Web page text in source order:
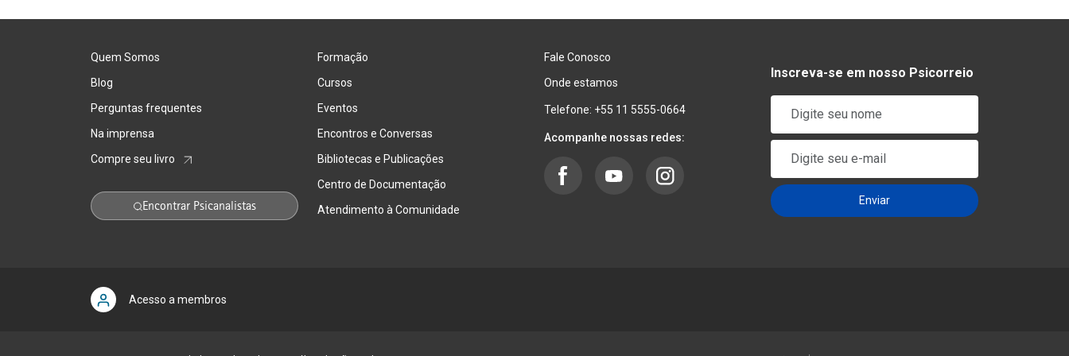
Quem Somos
Blog
Perguntas frequentes
Na imprensa
Compre seu livro
Encontrar Psicanalistas
Formação
Cursos
Eventos
Encontros e Conversas
Bibliotecas e Publicações
Centro de Documentação
Atendimento à Comunidade
Fale Conosco
Onde estamos
Telefone: +55 11 5555-0664
Acompanhe nossas redes:
Inscreva-se em nosso Psicorreio
Acesso a membros